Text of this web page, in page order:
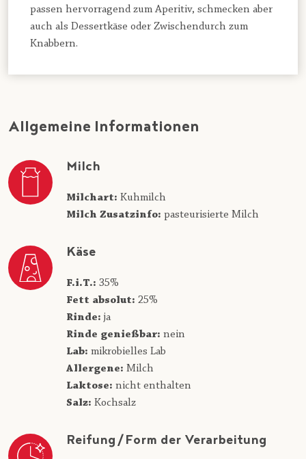
passen hervorragend zum Aperitiv, schmecken aber
auch als Dessertkäse oder Zwischendurch zum
Knabbern.
Allgemeine Informationen
Milch
Milchart: Kuhmilch
Milch Zusatzinfo: pasteurisierte Milch
Käse
F.i.T.: 35%
Fett absolut: 25%
Rinde: ja
Rinde genießbar: nein
Lab: mikrobielles Lab
Allergene: Milch
Laktose: nicht enthalten
Salz: Kochsalz
Reifung/Form der Verarbeitung